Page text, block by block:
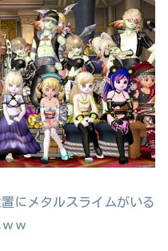
にメタルスライムがいる
ｗ